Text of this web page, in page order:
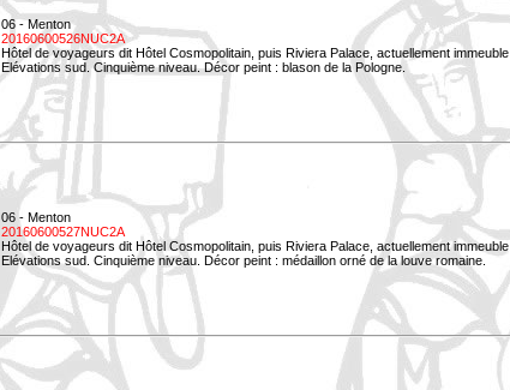
06 - Menton
20160600526NUC2A
Hôtel de voyageurs dit Hôtel Cosmopolitain, puis Riviera Palace, actuellement immeuble
Elévations sud. Cinquième niveau. Décor peint : blason de la Pologne.
06 - Menton
20160600527NUC2A
Hôtel de voyageurs dit Hôtel Cosmopolitain, puis Riviera Palace, actuellement immeuble
Elévations sud. Cinquième niveau. Décor peint : médaillon orné de la louve romaine.